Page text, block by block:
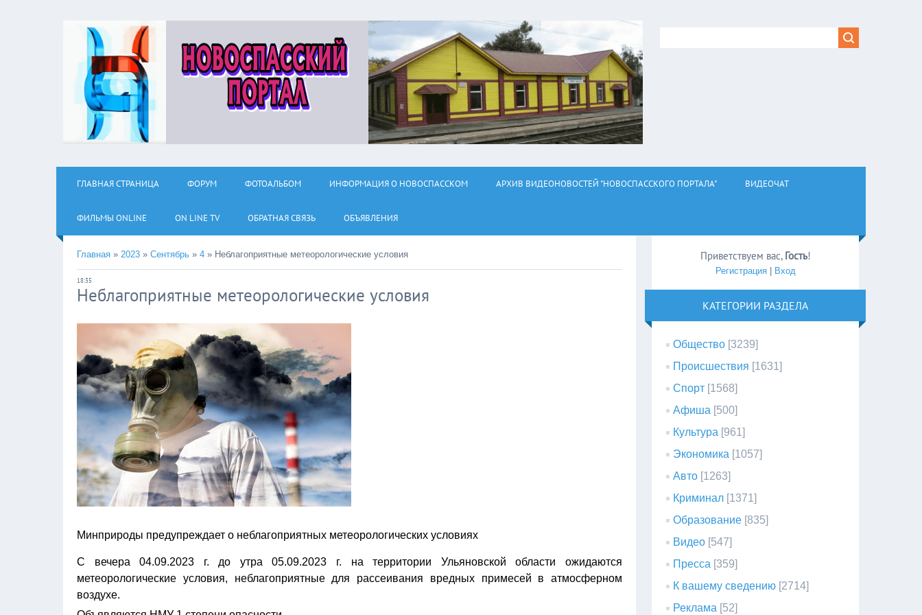
ГЛАВНАЯ СТРАНИЦА ФОРУМ ФОТОАЛЬБОМ ИНФОРМАЦИЯ О НОВОСПАССКОМ АРХИВ ВИДЕОНОВОСТЕЙ "НОВОСПАССКОГО ПОРТАЛА" ВИДЕОЧАТ
ФИЛЬМЫ ОNLINE ON LINE TV ОБРАТНАЯ СВЯЗЬ ОБЪЯВЛЕНИЯ
Главная » 2023 » Сентябрь » 4 » Неблагоприятные метеорологические условия
18:35
Неблагоприятные метеорологические условия
Минприроды предупреждает о неблагоприятных метеорологических условиях
С вечера 04.09.2023 г. до утра 05.09.2023 г. на территории Ульяновской области ожидаются
метеорологические условия, неблагоприятные для рассеивания вредных примесей в атмосферном
воздухе.
Приветствуем вас, Гость!
Регистрация| Вход
КАТЕГОРИИ РАЗДЕЛА
Общество [3239]
Происшествия [1631]
Спорт [1568]
Афиша [500]
Культура [961]
Экономика [1057]
Авто [1263]
Криминал [1371]
Образование [835]
Видео [547]
Пресса [359]
К вашему сведению [2714]
Реклама [52]